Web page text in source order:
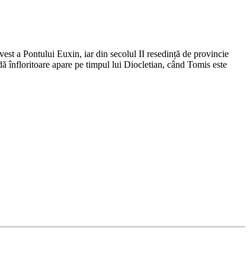
a Pontului Euxin, iar din secolul II resedință de provincie
înfloritoare apare pe timpul lui Diocletian, când Tomis este